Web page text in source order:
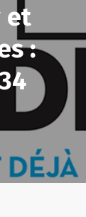
et
: